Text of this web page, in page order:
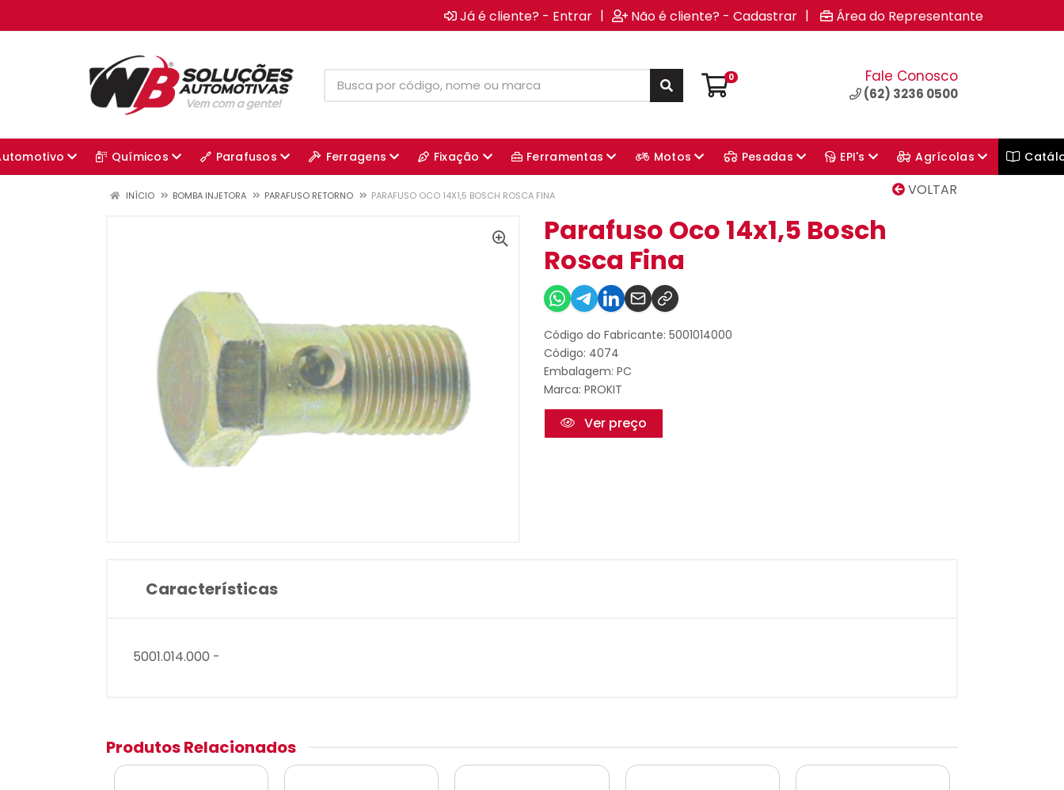
Já é cliente? - Entrar | Não é cliente? - Cadastrar | Área do Representante
0 Fale Conosco
(62) 3236 0500
Químicos Parafusos Ferragens Fixação Ferramentas Motos Pesadas EPI's Agrícolas
VOLTAR
INÍCIO BOMBA INJETORA PARAFUSO RETORNO PARAFUSO OCO 14X1,5 BOSCH ROSCA FINA
Parafuso Oco 14x1,5 Bosch
Rosca Fina
Código do Fabricante: 5001014000
Código: 4074
Embalagem: PC
Marca: PROKIT
Ver preço
Características
5001.014.000 -
Produtos Relacionados